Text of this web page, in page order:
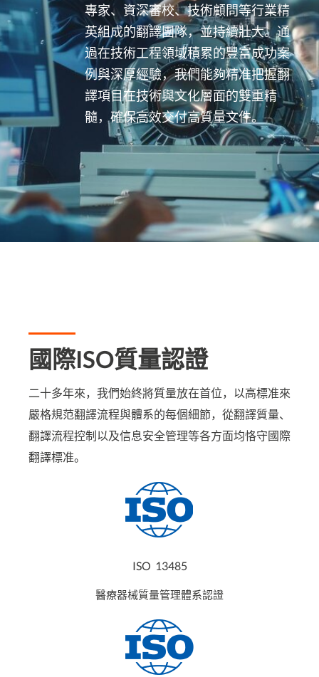
專家、資深審校、技術顧問等行業精
英組成的翻譯團隊，並持續壯大。通
過在技術工程領域積累的豐富成功案
例與深厚經驗，我們能夠精准把握翻
譯項目在技術與文化層面的雙重精
髓，確保高效交付高質量文件。
國際ISO質量認證
二十多年來，我們始終將質量放在首位，以高標准來
嚴格規范翻譯流程與體系的每個細節，從翻譯質量、
翻譯流程控制以及信息安全管理等各方面均恪守國際
翻譯標准。
ISO 13485
醫療器械質量管理體系認證